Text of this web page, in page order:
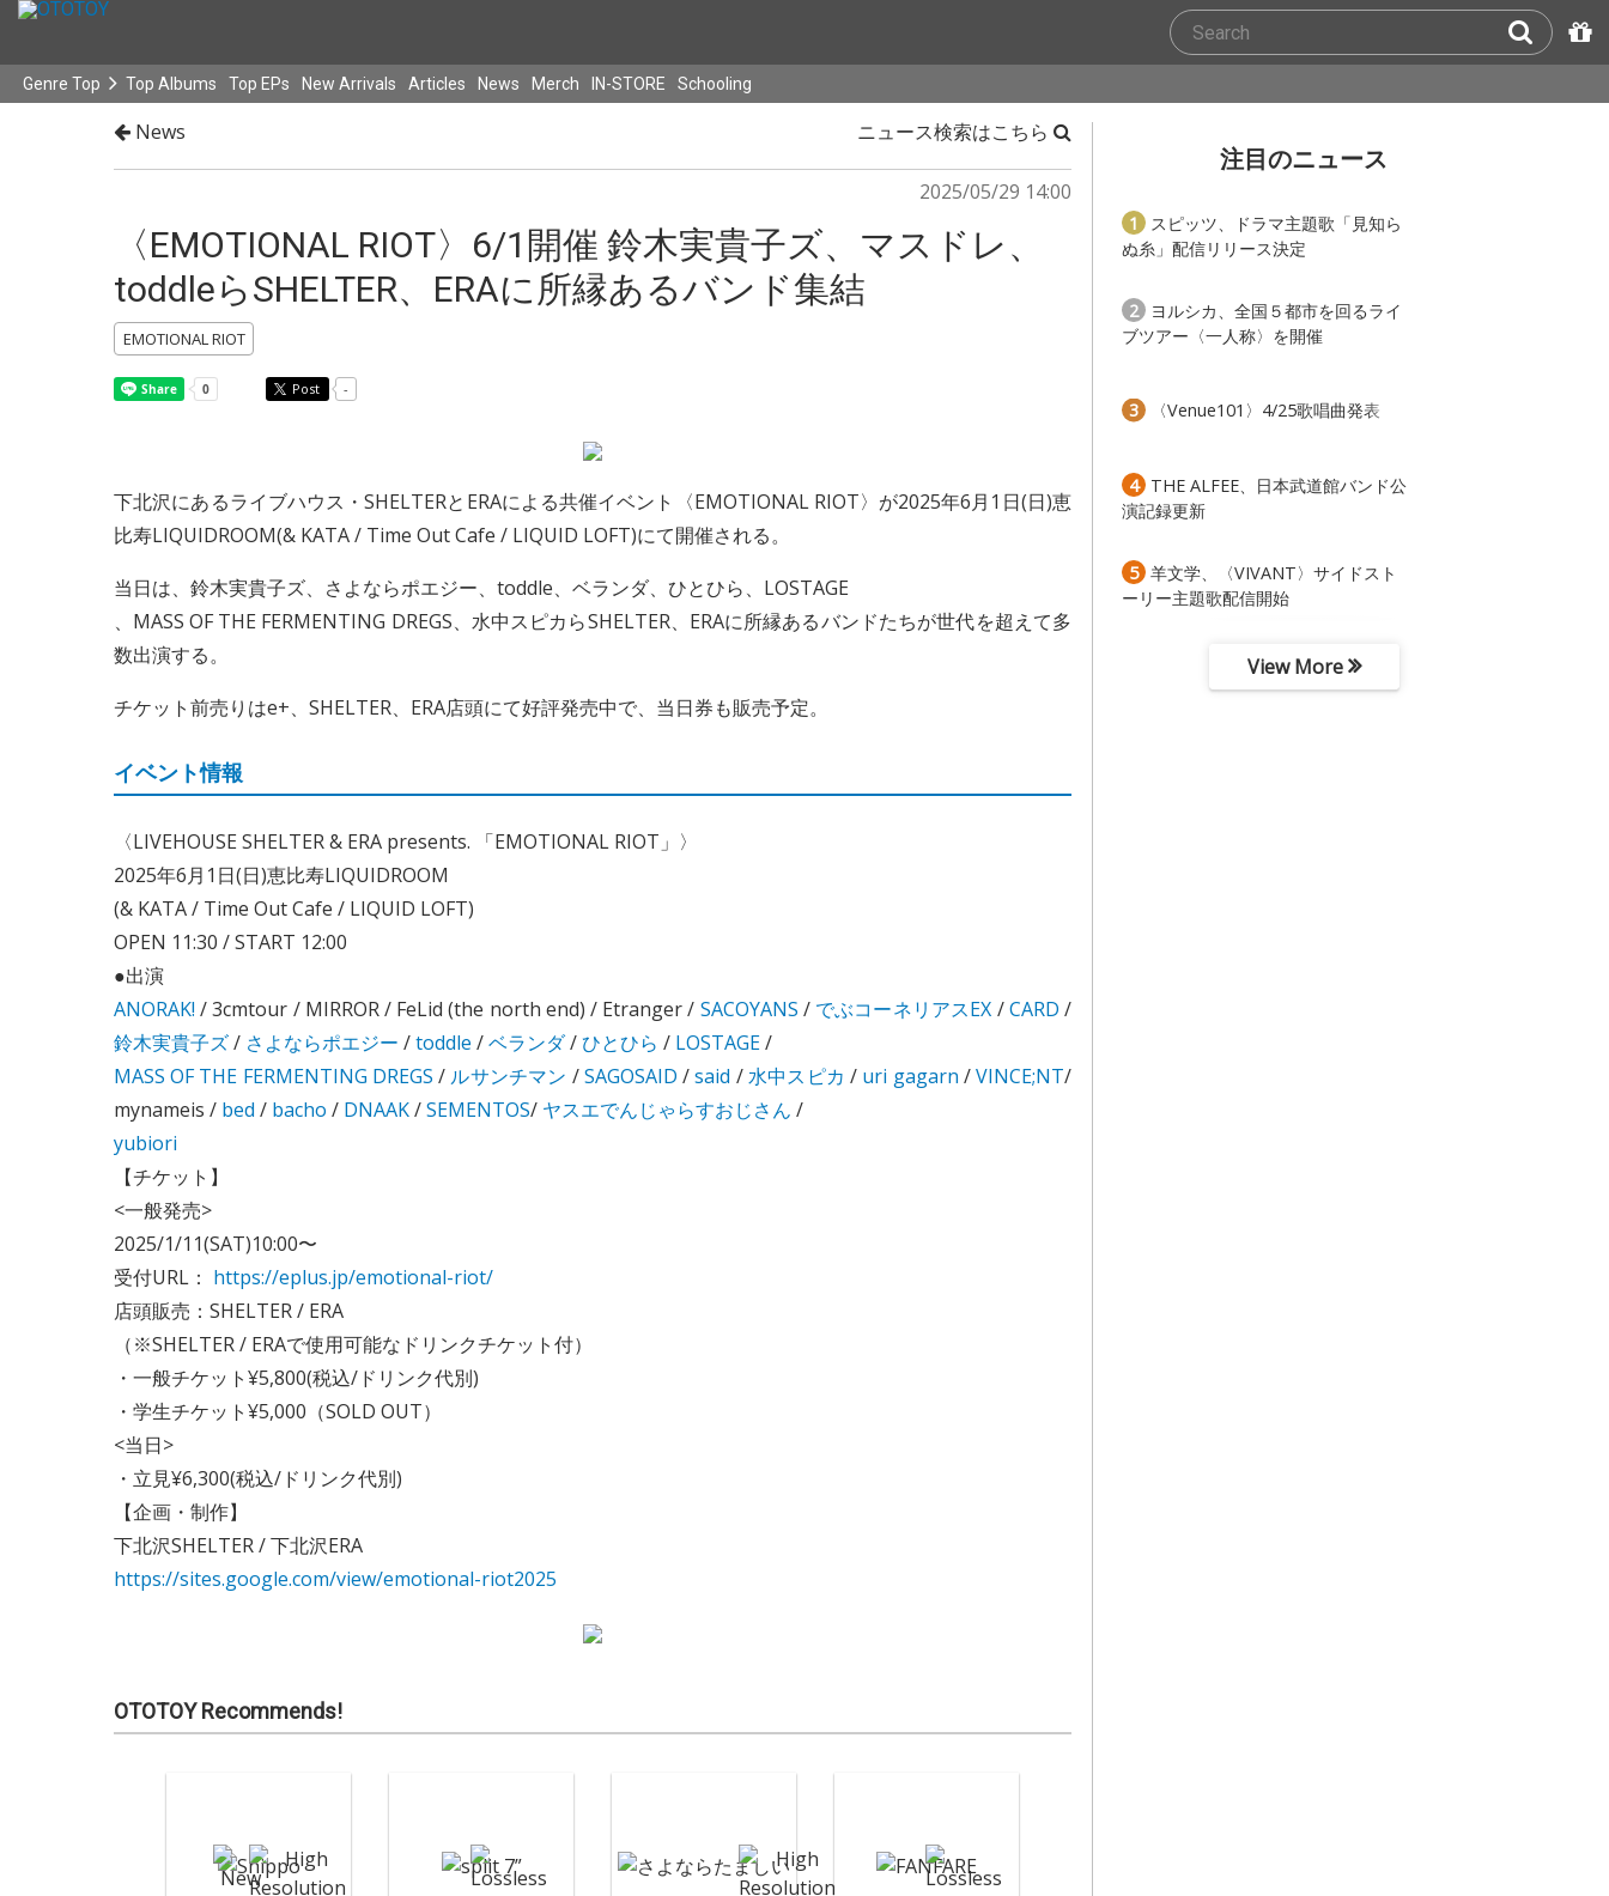
Genre Top Top Albums Top EPs New Arrivals Articles News Merch IN-STORE Schooling
News ニュース検索はこちら
2025/05/29 14:00
〈EMOTIONAL RIOT〉6/1開催 鈴木実貴子ズ、マスドレ、
toddleらSHELTER、ERAに所縁あるバンド集結
EMOTIONAL RIOT
Post -
下北沢にあるライブハウス・SHELTERとERAによる共催イベント〈EMOTIONAL RIOT〉が2025年6月1日(日)恵
比寿LIQUIDROOM(& KATA / Time Out Cafe / LIQUID LOFT)にて開催される。
当日は、鈴木実貴子ズ、さよならポエジー、toddle、ベランダ、ひとひら、LOSTAGE
、MASS OF THE FERMENTING DREGS、水中スピカらSHELTER、ERAに所縁あるバンドたちが世代を超えて多
数出演する。
チケット前売りはe+、SHELTER、ERA店頭にて好評発売中で、当日券も販売予定。
イベント情報
〈LIVEHOUSE SHELTER & ERA presents. 「EMOTIONAL RIOT」〉
2025年6月1日(日)恵比寿LIQUIDROOM
(& KATA / Time Out Cafe / LIQUID LOFT)
OPEN 11:30 / START 12:00
●出演
ANORAK! / 3cmtour / MIRROR / FeLid (the north end) / Etranger / SACOYANS / でぶコーネリアスEX /CARD /
鈴木実貴子ズ/ さよならポエジー /toddle /ベランダ/ひとひら / LOSTAGE/
MASS OF THE FERMENTING DREGS / ルサンチマン /SAGOSAID /said /水中スピカ / uri gagarn /VINCE;NT/
mynameis / bed / bacho / DNAAK/SEMENTOS/ ヤスエでんじゃらすおじさん /
yubiori
【チケット】
<一般発売>
2025/1/11(SAT)10:00〜
受付URL： https://eplus.jp/emotional-riot/
店頭販売：SHELTER / ERA
（※SHELTER / ERAで使用可能なドリンクチケット付）
・一般チケット¥5,800(税込/ドリンク代別)
・学生チケット¥5,000（SOLD OUT）
<当日>
・立見¥6,300(税込/ドリンク代別)
【企画・制作】
下北沢SHELTER / 下北沢ERA
https://sites.google.com/view/emotional-riot2025
OTOTOY Recommends!
注目のニュース
1
ぬ糸」配信リリース決定
2
ブツアー〈一人称〉を開催
3 〈Venue101〉4/25歌唱曲発表
4
演記録更新
5
ーリー主題歌配信開始
View More